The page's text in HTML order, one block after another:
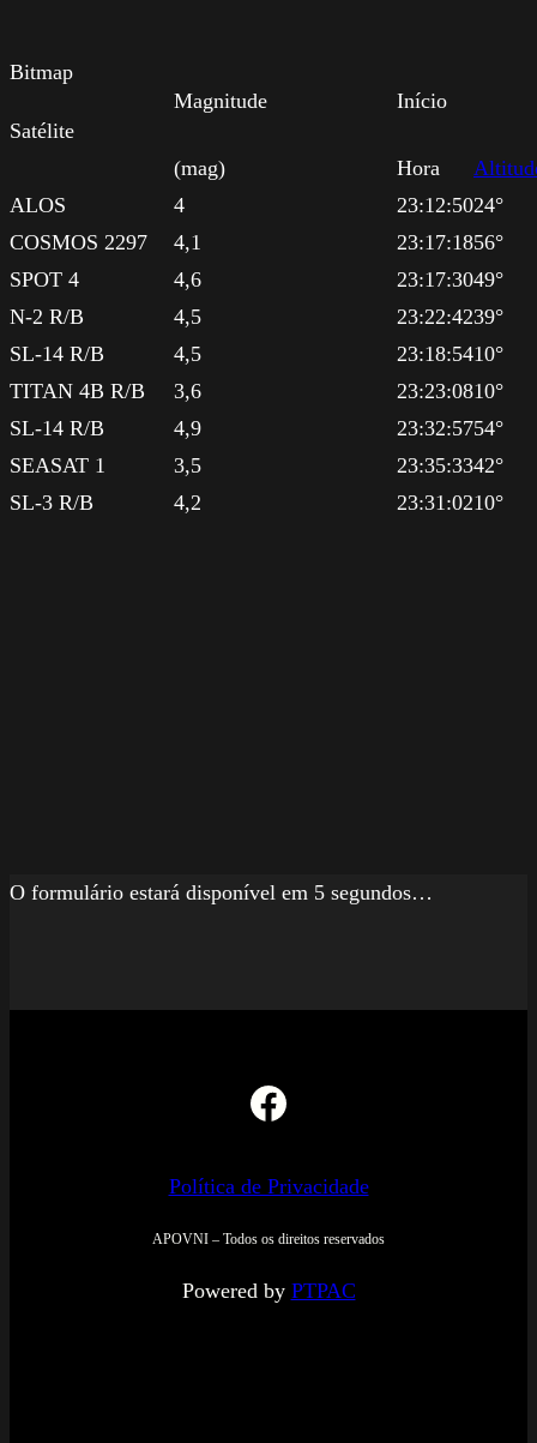
Bitmap
Satélite
Magnitude Início
(mag) Hora
ALOS
4 23:12:5024°
COSMOS 2297
4,1 23:17:1856°
SPOT 4
4,6 23:17:3049°
N-2 R/B
4,5 23:22:4239°
SL-14 R/B
4,5 23:18:5410°
TITAN 4B R/B
3,6 23:23:0810°
SL-14 R/B
4,9 23:32:5754°
SEASAT 1
3,5 23:35:3342°
SL-3 R/B
4,2 23:31:0210°
O formulário estará disponível em 5 segundos…
Facebook
Política de Privacidade
APOVNI – Todos os direitos reservados
Powered by PTPAC